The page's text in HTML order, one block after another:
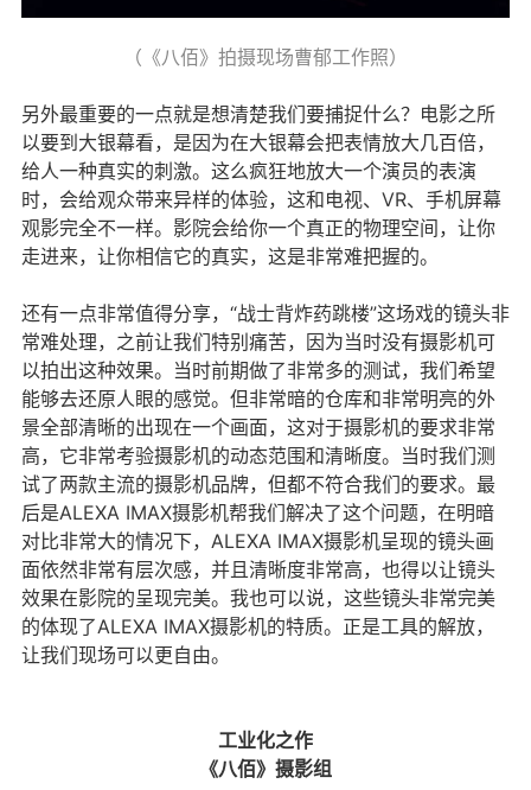
（《八佰》拍摄现场曹郁工作照）
另外最重要的一点就是想清楚我们要捕捉什么？电影之所
以要到大银幕看，是因为在大银幕会把表情放大几百倍，
给人一种真实的刺激。这么疯狂地放大一个演员的表演
时，会给观众带来异样的体验，这和电视、VR、手机屏幕
观影完全不一样。影院会给你一个真正的物理空间，让你
走进来，让你相信它的真实，这是非常难把握的。
还有一点非常值得分享，“战士背炸药跳楼”这场戏的镜头非
常难处理，之前让我们特别痛苦，因为当时没有摄影机可
以拍出这种效果。当时前期做了非常多的测试，我们希望
能够去还原人眼的感觉。但非常暗的仓库和非常明亮的外
景全部清晰的出现在一个画面，这对于摄影机的要求非常
高，它非常考验摄影机的动态范围和清晰度。当时我们测
试了两款主流的摄影机品牌，但都不符合我们的要求。最
后是ALEXA IMAX摄影机帮我们解决了这个问题，在明暗
对比非常大的情况下，ALEXA IMAX摄影机呈现的镜头画
面依然非常有层次感，并且清晰度非常高，也得以让镜头
效果在影院的呈现完美。我也可以说，这些镜头非常完美
的体现了ALEXA IMAX摄影机的特质。正是工具的解放，
让我们现场可以更自由。
工业化之作
《八佰》摄影组